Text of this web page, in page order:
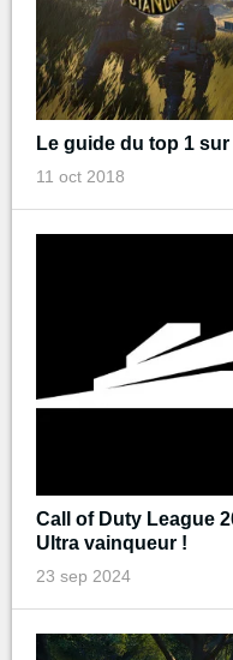
Le guide du top 1
11 oct 2018
Call of Duty League
Ultra vainqueur !
23 sep 2024